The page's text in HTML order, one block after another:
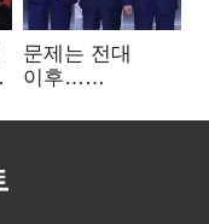
문제는 전대
이후…
뒤집힐 땐